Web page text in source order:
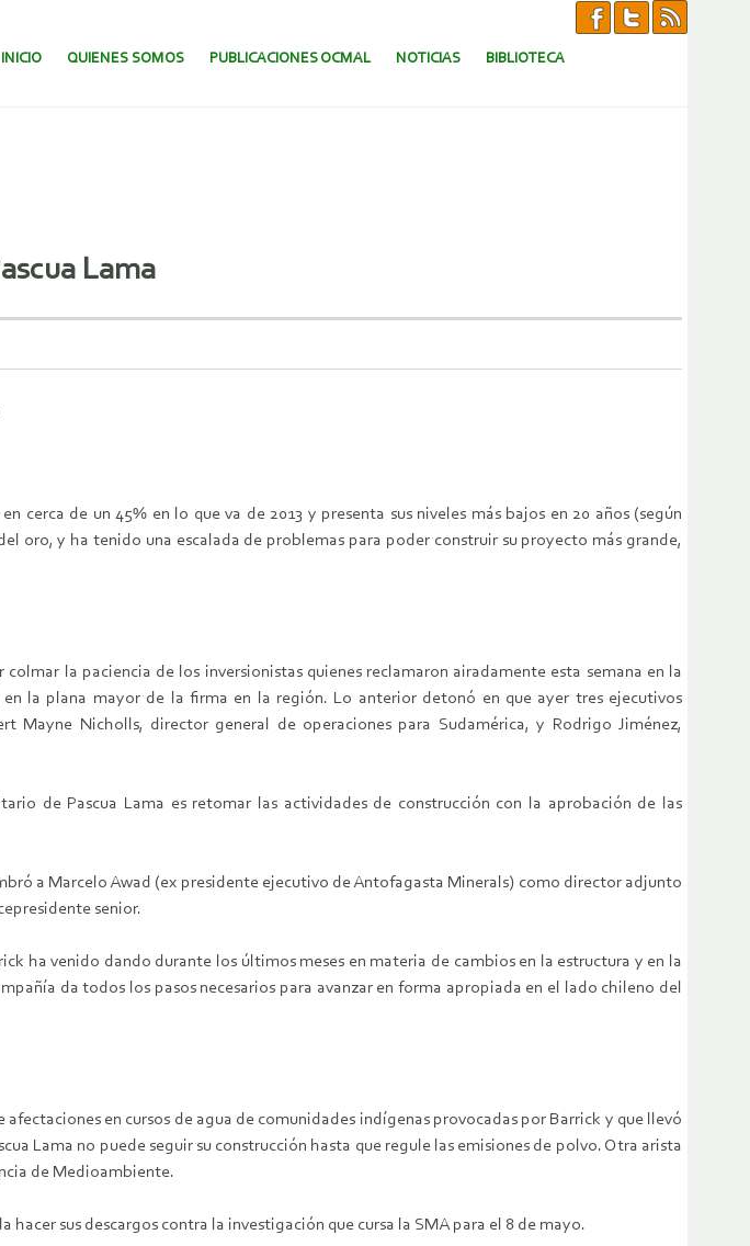
SALTAR AL CONTENIDO.
INICIO QUIENES SOMOS PUBLICACIONES OCMAL NOTICIAS BIBLIOTECA
Lama
de un 45% en lo que va de 2013 y presenta sus niveles más bajos en 20 años (según
oro, y ha tenido una escalada de problemas para poder construir su proyecto más grande,
la paciencia de los inversionistas quienes reclamaron airadamente esta semana en la
la plana mayor de la firma en la región. Lo anterior detonó en que ayer tres ejecutivos
Mayne Nicholls, director general de operaciones para Sudamérica, y Rodrigo Jiménez,
de Pascua Lama es retomar las actividades de construcción con la aprobación de las
a Marcelo Awad (ex presidente ejecutivo de Antofagasta Minerals) como director adjunto
senior.
ha venido dando durante los últimos meses en materia de cambios en la estructura y en la
da todos los pasos necesarios para avanzar en forma apropiada en el lado chileno del
en cursos de agua de comunidades indígenas provocadas por Barrick y que llevó
Lama no puede seguir su construcción hasta que regule las emisiones de polvo. Otra arista
de Medioambiente.
sus descargos contra la investigación que cursa la SMA para el 8 de mayo.